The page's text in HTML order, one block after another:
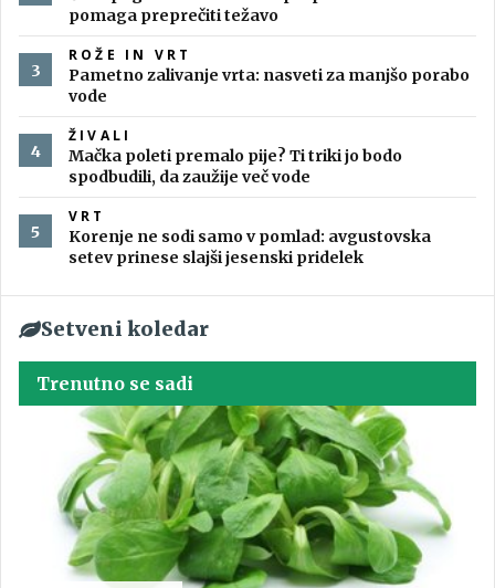
pomaga preprečiti težavo
ROŽE IN VRT
Pametno zalivanje vrta: nasveti za manjšo porabo
vode
ŽIVALI
Mačka poleti premalo pije? Ti triki jo bodo
spodbudili, da zaužije več vode
VRT
Korenje ne sodi samo v pomlad: avgustovska
setev prinese slajši jesenski pridelek
Setveni koledar
Trenutno se sadi